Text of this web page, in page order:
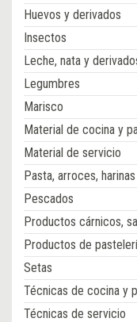
Huevos y derivados
Insectos
Leche, nata y
Legumbres
Marisco
Material de cocina y
Material de servicio
Pasta, arroces,
Pescados
Productos cárnicos,
Productos de
Setas
Técnicas de cocina y
Técnicas de servicio